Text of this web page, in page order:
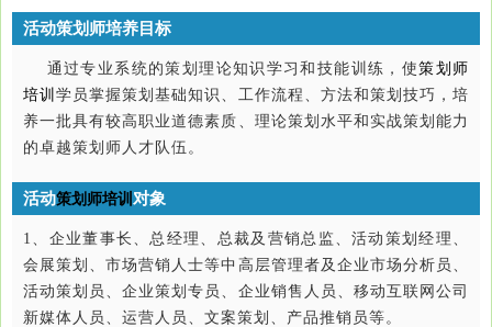
活动策划师培养目标
通过专业系统的策划理论知识学习和技能训练，使策划师
培训学员掌握策划基础知识、工作流程、方法和策划技巧，培
养一批具有较高职业道德素质、理论策划水平和实战策划能力
的卓越策划师人才队伍。
活动策划师培训 对象
1、企业董事长、总经理、总裁及营销总监、活动策划经理、
会展策划、市场营销人士等中高层管理者及企业市场分析员、
活动策划员、企业策划专员、企业销售人员、移动互联网公司
新媒体人员、运营人员、文案策划、产品推销员等。